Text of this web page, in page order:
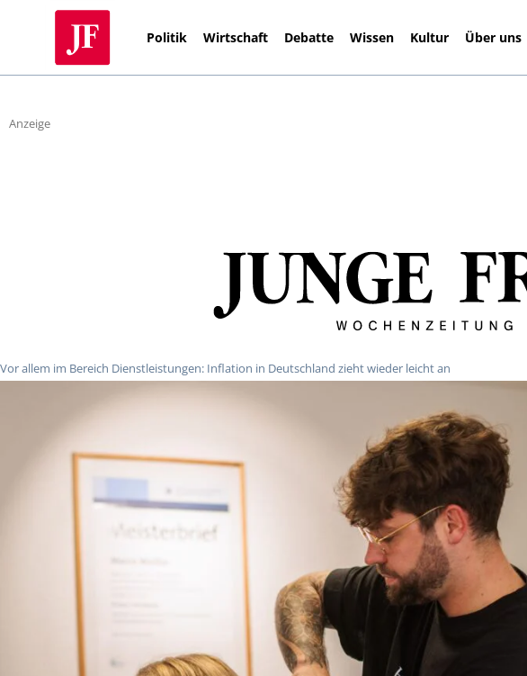
Politik Wirtschaft Debatte Wissen Kultur Über uns
Anzeige
Vor allem im Bereich Dienstleistungen: Inflation in Deutschland zieht wieder leicht an